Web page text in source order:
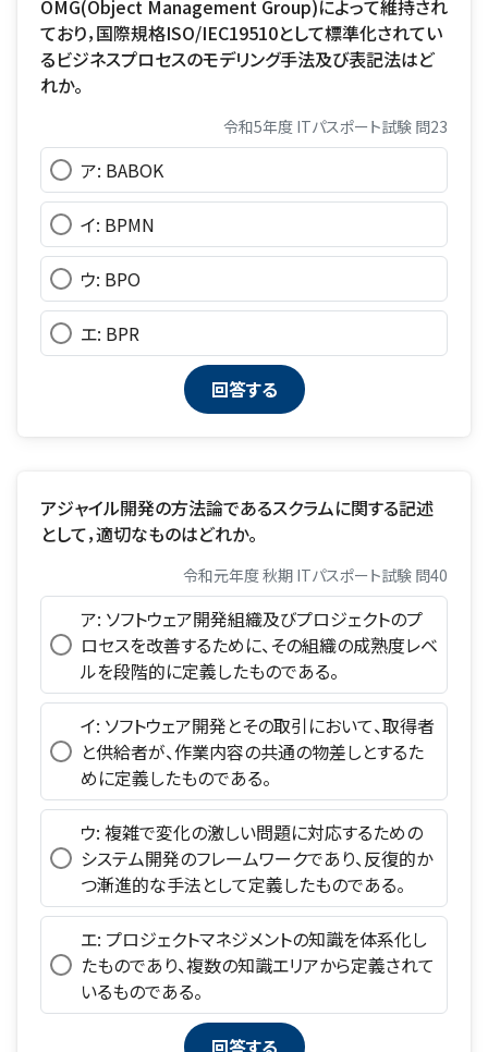
OMG(Object Management Group)によって維持され
ており，国際規格ISO/IEC19510として標準化されてい
るビジネスプロセスのモデリング手法及び表記法はど
れか。
令和5年度 ITパスポート試験 問23
ア: BABOK
イ: BPMN
ウ: BPO
エ: BPR
アジャイル開発の方法論であるスクラムに関する記述
として，適切なものはどれか。
令和元年度 秋期 ITパスポート試験 問40
ア: ソフトウェア開発組織及びプロジェクトのプ
ロセスを改善するために、その組織の成熟度レベ
ルを段階的に定義したものである。
イ: ソフトウェア開発とその取引において、取得者
と供給者が、作業内容の共通の物差しとするた
めに定義したものである。
ウ: 複雑で変化の激しい問題に対応するための
システム開発のフレームワークであり、反復的か
つ漸進的な手法として定義したものである。
エ: プロジェクトマネジメントの知識を体系化し
たものであり、複数の知識エリアから定義されて
いるものである。